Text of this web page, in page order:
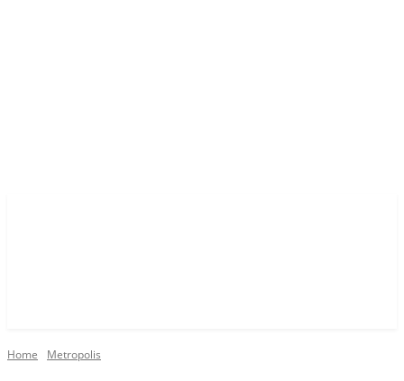
Home Metropolis